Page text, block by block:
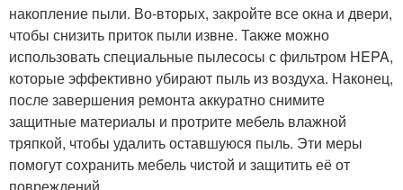
накопление пыли. Во-вторых, закройте все окна и двери,
чтобы снизить приток пыли извне. Также можно
использовать специальные пылесосы с фильтром HEPA,
которые эффективно убирают пыль из воздуха. Наконец,
после завершения ремонта аккуратно снимите
защитные материалы и протрите мебель влажной
тряпкой, чтобы удалить оставшуюся пыль. Эти меры
помогут сохранить мебель чистой и защитить её от